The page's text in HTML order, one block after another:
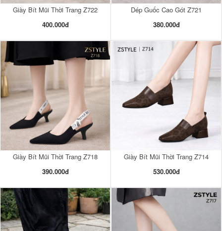
Giày Bít Mũi Thời Trang Z722
400.000đ
Dép Guốc Cao Gót Z721
380.000đ
Giày Bít Mũi Thời Trang Z718
390.000đ
Giày Bít Mũi Thời Trang Z714
530.000đ